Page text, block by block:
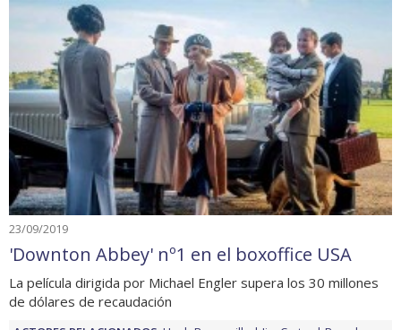
23/09/2019
'Downton Abbey' nº1 en el boxoffice USA
La película dirigida por Michael Engler supera los 30 millones
de dólares de recaudación